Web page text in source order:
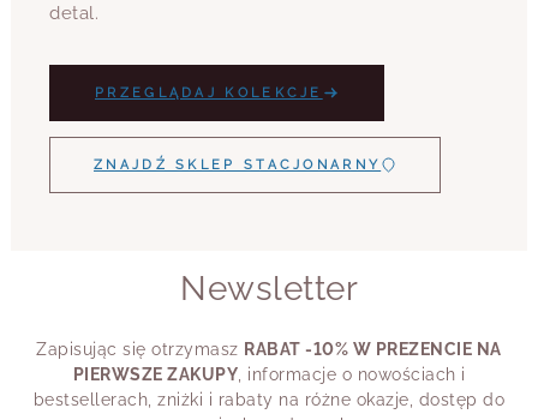
detal.
PRZEGLĄDAJ KOLEKCJE
ZNAJDŹ SKLEP STACJONARNY
Newsletter
Zapisując się otrzymasz RABAT -10% W PREZENCIE NA
PIERWSZE ZAKUPY , informacje o nowościach i
bestsellerach, zniżki i rabaty na różne okazje, dostęp do